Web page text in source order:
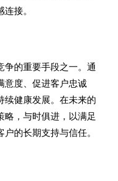
接。
争的重要手段之一。通
意度、促进客户忠诚
续健康发展。在未来的
略，与时俱进，以满足
的长期支持与信任。